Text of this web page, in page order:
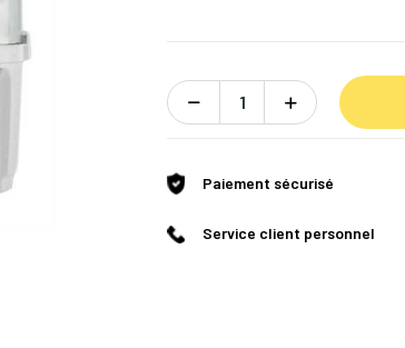
Paiement sécurisé
Service client personnel